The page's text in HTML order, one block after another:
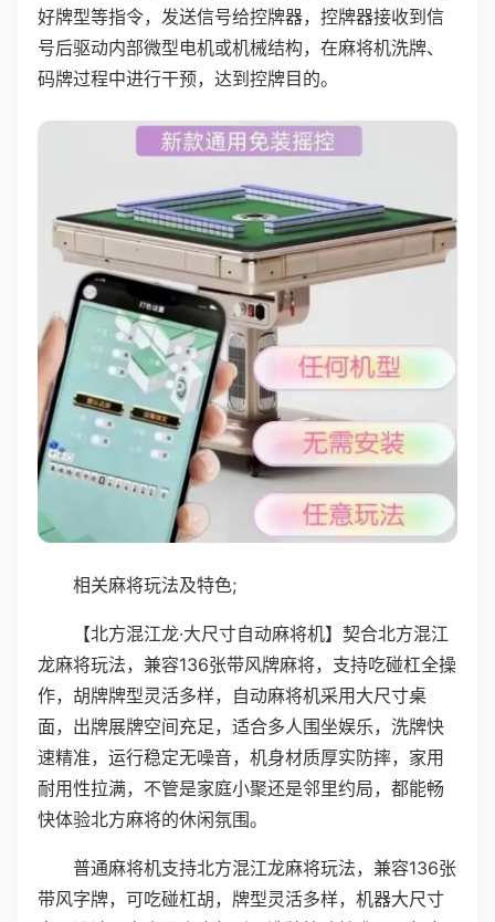
好牌型等指令，发送信号给控牌器，控牌器接收到信
号后驱动内部微型电机或机械结构，在麻将机洗牌、
码牌过程中进行干预，达到控牌目的。
相关麻将玩法及特色;
【北方混江龙·大尺寸自动麻将机】契合北方混江
龙麻将玩法，兼容136张带风牌麻将，支持吃碰杠全操
作，胡牌牌型灵活多样，自动麻将机采用大尺寸桌
面，出牌展牌空间充足，适合多人围坐娱乐，洗牌快
速精准，运行稳定无噪音，机身材质厚实防摔，家用
耐用性拉满，不管是家庭小聚还是邻里约局，都能畅
快体验北方麻将的休闲氛围。
普通麻将机支持北方混江龙麻将玩法，兼容136张
带风字牌，可吃碰杠胡，牌型灵活多样，机器大尺寸